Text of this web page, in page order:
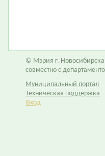
© Мэрия г.
совместно с
Муниципальный портал
Техническая поддержка
Вход